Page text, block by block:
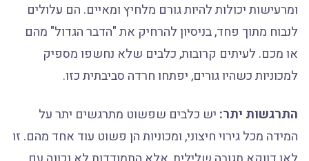
ומרעישות יכולות להיות גורם מלחיץ ומאיים. הם עלולים
לנבוח מתוך פחד, בניסיון להרחיק את "הדבר הגדול" מהם
או מכם. לעיתים קרובות, כלבים שלא נחשפו מספיק
למכוניות כשהיו גורים, יפתחו חרדה סביבתית כזו.
התרגשות יתר:יש כלבים שפשוט מתרגשים יתר על
המידה מכל גירוי חיצוני, ומכוניות הן פשוט עוד אחד מהם. זו